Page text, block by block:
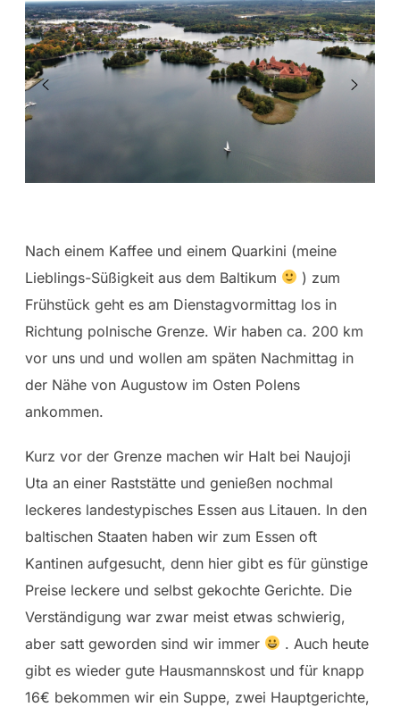
Nach einem Kaffee und einem Quarkini (meine
Lieblings-Süßigkeit aus dem Baltikum
) zum
Frühstück geht es am Dienstagvormittag los in
Richtung polnische Grenze. Wir haben ca. 200 km
vor uns und und wollen am späten Nachmittag in
der Nähe von Augustow im Osten Polens
ankommen.
Kurz vor der Grenze machen wir Halt bei Naujoji
Uta an einer Raststätte und genießen nochmal
leckeres landestypisches Essen aus Litauen. In den
baltischen Staaten haben wir zum Essen oft
Kantinen aufgesucht, denn hier gibt es für günstige
Preise leckere und selbst gekochte Gerichte. Die
Verständigung war zwar meist etwas schwierig,
aber satt geworden sind wir immer
. Auch heute
gibt es wieder gute Hausmannskost und für knapp
16€ bekommen wir ein Suppe, zwei Hauptgerichte,